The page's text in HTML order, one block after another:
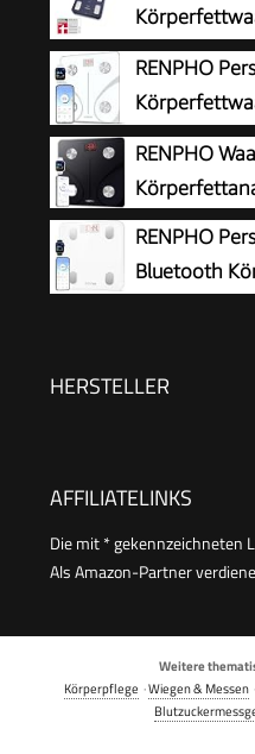
Muskelmasse
RENPHO
Weiß
RENPHO
RENPHO
Bluetooth
HERSTELLER
AFFILIATELINKS
Die mit * gekennzeichneten
Als Amazon-Partner
Weitere
Körperpflege ·Wiegen & Messen·